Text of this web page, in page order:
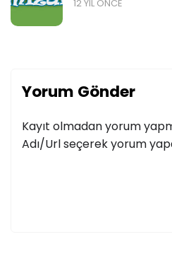
12 YIL ÖNCE
Yorum Gönder
Kayıt olmadan yorum
Adı/Url seçerek yorum